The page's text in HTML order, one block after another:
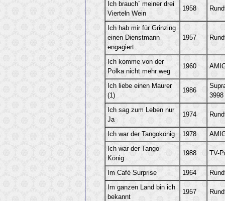
Ich brauch´ meiner drei
Vierteln Wein
1958
Ich hab mir für Grinzing
einen Dienstmann
engagiert
1957
Ich komme von der
Polka nicht mehr weg
1960
Ich liebe einen Maurer
(1)
1986
3998
Ich sag zum Leben nur
Ja
1974
Ich war der Tangokönig 1978
Ich war der Tango-
König
1988 TV-
Im Café Surprise 1964
Im ganzen Land bin ich
bekannt
1957